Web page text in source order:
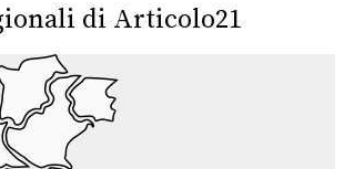
di Articolo21